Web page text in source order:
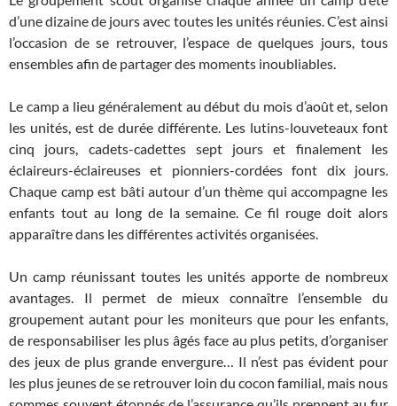
d’une dizaine de jours avec toutes les unités réunies. C’est ainsi
l’occasion de se retrouver, l’espace de quelques jours, tous
ensembles afin de partager des moments inoubliables.
Le camp a lieu généralement au début du mois d’août et, selon
les unités, est de durée différente. Les lutins-louveteaux font
cinq jours, cadets-cadettes sept jours et finalement les
éclaireurs-éclaireuses et pionniers-cordées font dix jours.
Chaque camp est bâti autour d’un thème qui accompagne les
enfants tout au long de la semaine. Ce fil rouge doit alors
apparaître dans les différentes activités organisées.
Un camp réunissant toutes les unités apporte de nombreux
avantages. Il permet de mieux connaître l’ensemble du
groupement autant pour les moniteurs que pour les enfants,
de responsabiliser les plus âgés face au plus petits, d’organiser
des jeux de plus grande envergure… Il n’est pas évident pour
les plus jeunes de se retrouver loin du cocon familial, mais nous